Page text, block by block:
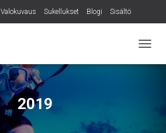
Valokuvaus Sukellukset Blogi Sisältö
2019